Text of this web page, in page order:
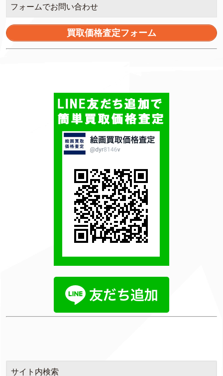
フォームでお問い合わせ
買取価格査定フォーム
サイト内検索